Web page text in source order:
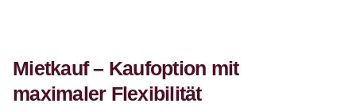
Mietkauf – Kaufoption mit
maximaler Flexibilität